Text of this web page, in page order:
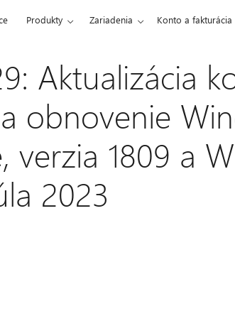
Produkty Zariadenia Konto a fakturácia
Aktualizácia
obnovenie
verzia 1809 a
2023